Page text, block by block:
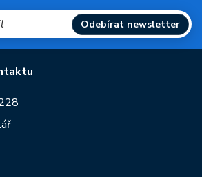
Odebírat newsletter